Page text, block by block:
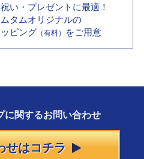
い・プレゼントに最適！
タムオリジナルの
ピング （有料） をご用意
に関するお問い合わせ
せはコチラ